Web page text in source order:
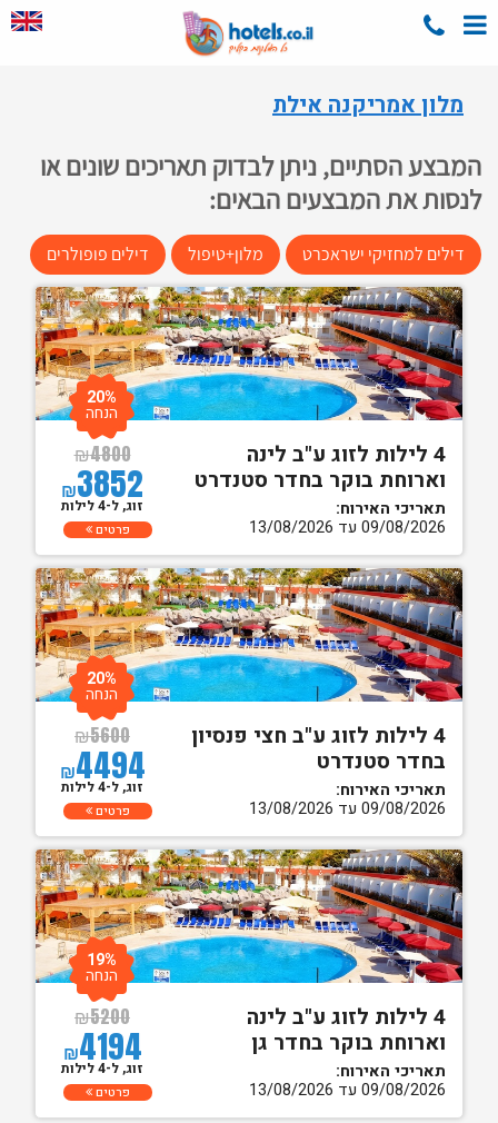
מלון אמריקנה אילת
המבצע הסתיים, ניתן לבדוק תאריכים שונים או
לנסות את המבצעים הבאים:
דילים למחזיקי ישראכרט מלון+טיפול דילים פופולרים
4 לילות לזוג ע"ב לינה
וארוחת בוקר בחדר סטנדרט
תאריכי האירוח:
09/08/2026 עד 13/08/2026
₪4800
₪3852
20%
הנחה
זוג, ל-4 לילות
פרטים
4 לילות לזוג ע"ב חצי פנסיון
בחדר סטנדרט
תאריכי האירוח:
09/08/2026 עד 13/08/2026
₪5600
₪4494
20%
הנחה
זוג, ל-4 לילות
פרטים
4 לילות לזוג ע"ב לינה
וארוחת בוקר בחדר גן
תאריכי האירוח:
09/08/2026 עד 13/08/2026
₪5200
₪4194
19%
הנחה
זוג, ל-4 לילות
פרטים